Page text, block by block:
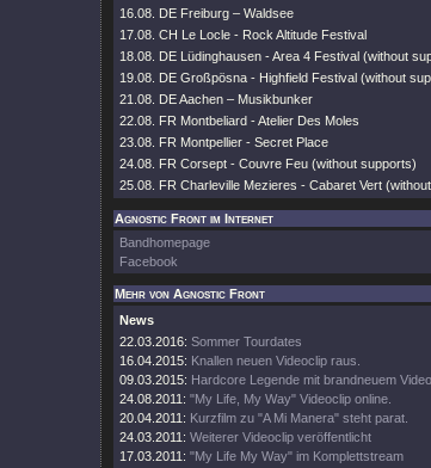
16.08. DE Freiburg – Waldsee
17.08. CH Le Locle - Rock Altitude Festival
18.08. DE Lüdinghausen - Area 4 Festival (without
19.08. DE Großpösna - Highfield Festival (without
21.08. DE Aachen – Musikbunker
22.08. FR Montbeliard - Atelier Des Moles
23.08. FR Montpellier - Secret Place
24.08. FR Corsept - Couvre Feu (without supports)
25.08. FR Charleville Mezieres - Cabaret Vert
Agnostic Front im Internet
Bandhomepage
Facebook
Mehr von Agnostic Front
News
22.03.2016: Sommer Tourdates
16.04.2015: Knallen neuen Videoclip raus.
09.03.2015: Hardcore Legende mit brandneuem
24.08.2011: "My Life, My Way" Videoclip online.
20.04.2011: Kurzfilm zu "A Mi Manera" steht parat.
24.03.2011: Weiterer Videoclip veröffentlicht
17.03.2011: "My Life My Way" im Komplettstream